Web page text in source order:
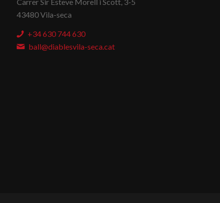
43480 Vila-seca
+34 630 744 630
ball@diablesvila-seca.cat